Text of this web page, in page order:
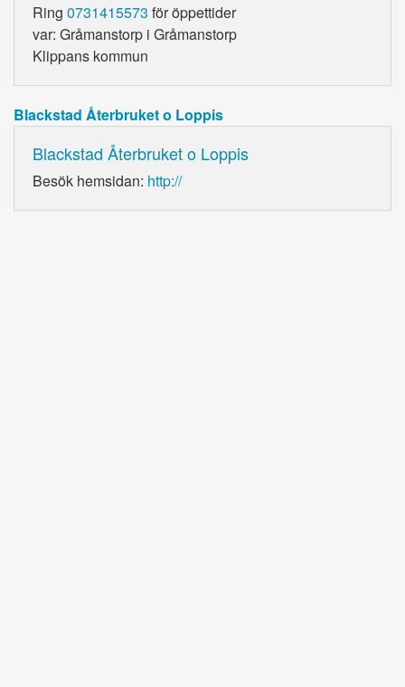
Ring 0731415573 för öppettider
var: Gråmanstorp i Gråmanstorp
Klippans kommun
Blackstad Återbruket o Loppis
Blackstad Återbruket o Loppis
Besök hemsidan: http://